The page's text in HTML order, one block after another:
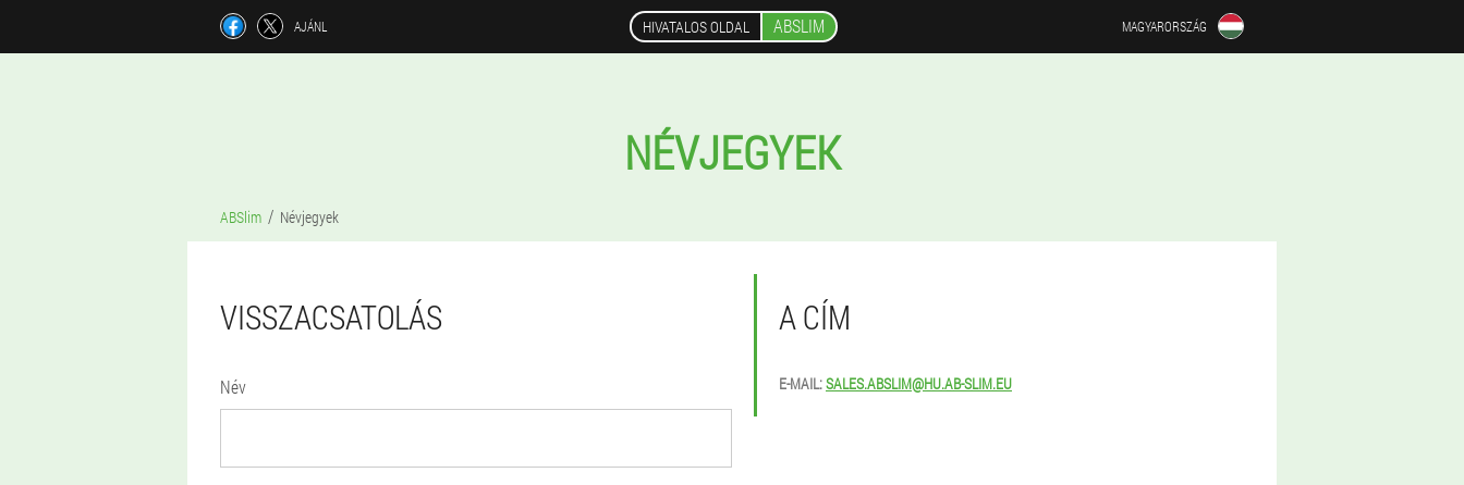
AJÁNL HIVATALOS OLDAL ABSLIM MAGYARORSZÁG
NÉVJEGYEK
ABSlim Névjegyek
A CÍM
E-MAIL:SALES.ABSLIM@HU.AB-SLIM.EU
VISSZACSATOLÁS
Név